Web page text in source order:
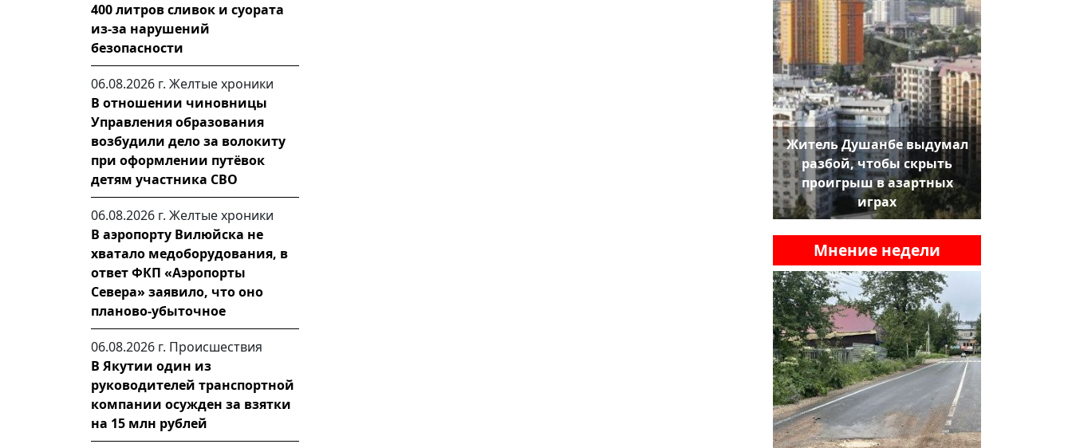
400 литров сливок и суората
из-за нарушений
безопасности
06.08.2026 г. Желтые хроники
В отношении чиновницы
Управления образования
возбудили дело за волокиту
при оформлении путёвок
детям участника СВО
06.08.2026 г. Желтые хроники
В аэропорту Вилюйска не
хватало медоборудования, в
ответ ФКП «Аэропорты
Севера» заявило, что оно
планово-убыточное
06.08.2026 г. Происшествия
В Якутии один из
руководителей транспортной
компании осужден за взятки
на 15 млн рублей
Житель Душанбе выдумал
разбой, чтобы скрыть
проигрыш в азартных
играх
Мнение недели